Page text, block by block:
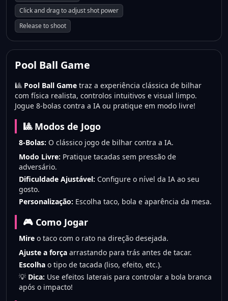
Click and drag to adjust shot power
Release to shoot
Pool Ball Game
🎱 Pool Ball Game traz a experiência clássica de bilhar
com física realista, controlos intuitivos e visual limpo.
Jogue 8-bolas contra a IA ou pratique em modo livre!
🎱 Modos de Jogo
8-Bolas: O clássico jogo de bilhar contra a IA.
Modo Livre: Pratique tacadas sem pressão de
adversário.
Dificuldade Ajustável: Configure o nível da IA ao seu
gosto.
Personalização: Escolha taco, bola e aparência da mesa.
🎮 Como Jogar
Mire o taco com o rato na direção desejada.
Ajuste a força arrastando para trás antes de tacar.
Escolha o tipo de tacada (liso, efeito, etc.).
💡 Dica: Use efeitos laterais para controlar a bola branca
após o impacto!